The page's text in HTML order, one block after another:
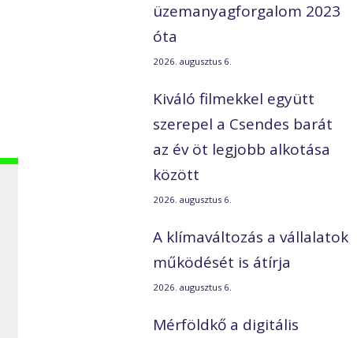
üzemanyagforgalom 2023
óta
2026. augusztus 6.
Kiváló filmekkel együtt
szerepel a Csendes barát
az év öt legjobb alkotása
között
2026. augusztus 6.
A klímaváltozás a vállalatok
működését is átírja
2026. augusztus 6.
Mérföldkő a digitális